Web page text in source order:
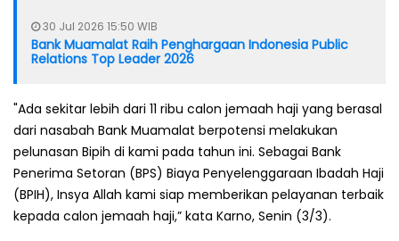
30 Jul 2026 15:50 WIB
Bank Muamalat Raih Penghargaan Indonesia Public
Relations Top Leader 2026
"Ada sekitar lebih dari 11 ribu calon jemaah haji yang berasal
dari nasabah Bank Muamalat berpotensi melakukan
pelunasan Bipih di kami pada tahun ini. Sebagai Bank
Penerima Setoran (BPS) Biaya Penyelenggaraan Ibadah Haji
(BPIH), Insya Allah kami siap memberikan pelayanan terbaik
kepada calon jemaah haji,” kata Karno, Senin (3/3).